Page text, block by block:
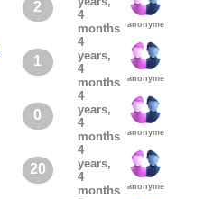
2
4
months
anonyme
1
4
years,
4
months
anonyme
0
4
years,
4
months
anonyme
20
4
years,
4
months
anonyme